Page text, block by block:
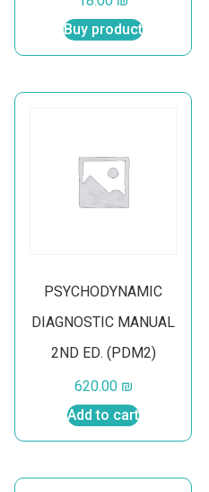
Buy product
PSYCHODYNAMIC
DIAGNOSTIC MANUAL
2ND ED. (PDM2)
620.00 ₪
Add to cart